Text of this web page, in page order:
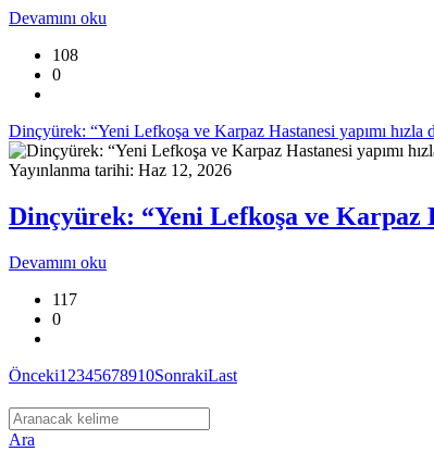
Devamını oku
108
0
Dinçyürek: “Yeni Lefkoşa ve Karpaz Hastanesi yapımı hızla
Yayınlanma tarihi: Haz 12, 2026
Dinçyürek: “Yeni Lefkoşa ve Karpaz
Devamını oku
117
0
Önceki1 2345678910SonrakiLast
Ara